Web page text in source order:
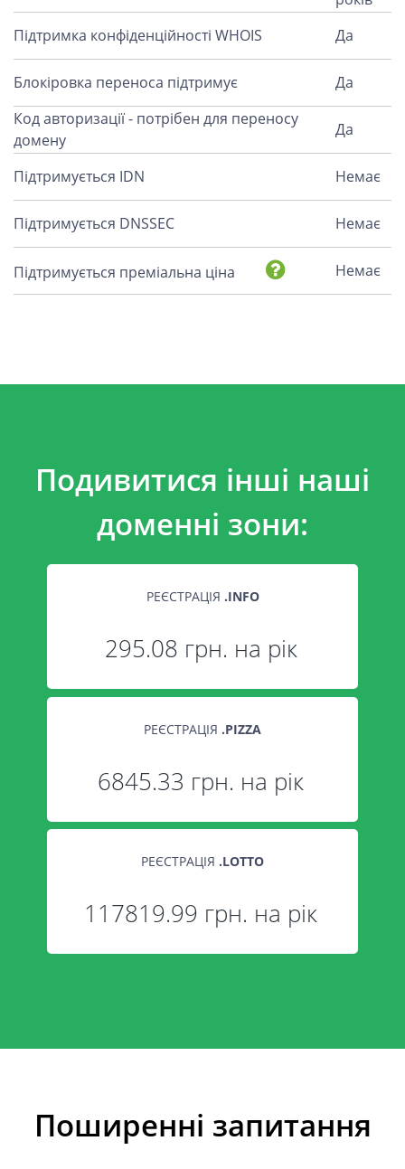
Підтримка конфіденційності WHOIS
Да
Блокіровка переноса підтримує
Да
Код авторизації - потрібен для переносу
домену
Да
Підтримується IDN Немає
Підтримується DNSSEC Немає
Підтримується преміальна ціна Немає
Подивитися інші наші
доменні зони:
РЕЄСТРАЦІЯ .INFO
295.08 грн. на рік
РЕЄСТРАЦІЯ .PIZZA
6845.33 грн. на рік
РЕЄСТРАЦІЯ .LOTTO
117819.99 грн. на рік
Поширенні запитання